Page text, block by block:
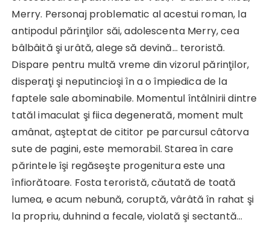
Merry. Personaj problematic al acestui roman, la
antipodul părinţilor săi, adolescenta Merry, cea
bâlbâită şi urâtă, alege să devină… teroristă.
Dispare pentru multă vreme din vizorul părinţilor,
disperaţi şi neputincioşi în a o împiedica de la
faptele sale abominabile. Momentul întâlnirii dintre
tatăl imaculat şi fiica degenerată, moment mult
amânat, aşteptat de cititor pe parcursul câtorva
sute de pagini, este memorabil. Starea în care
părintele îşi regăseşte progenitura este una
înfiorătoare. Fosta teroristă, căutată de toată
lumea, e acum nebună, coruptă, vârâtă în rahat şi
la propriu, duhnind a fecale, violată şi sectantă…